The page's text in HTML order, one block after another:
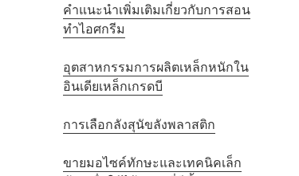
คำแนะนำเพิ่มเติมเกี่ยวกับการสอน
ทำไอศกรีม
อุตสาหกรรมการผลิตเหล็กหนักใน
อินเดียเหล็กเกรดบี
การเลือกลังสุนัขลังพลาสติก
ขายมอไซค์ทักษะและเทคนิคเล็ก